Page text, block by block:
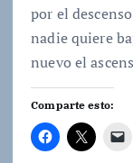
por el
nadie quiere
nuevo el
Comparte esto: